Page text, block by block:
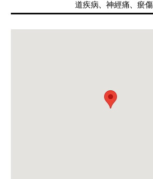
道疾病、神經痛、瘀傷